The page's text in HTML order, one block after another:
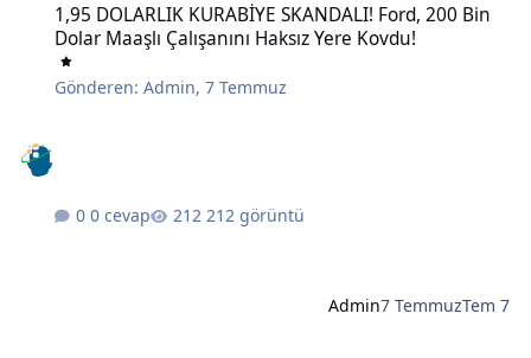
1,95 DOLARLIK KURABİYE SKANDALI! Ford, 200 Bin
Dolar Maaşlı Çalışanını Haksız Yere Kovdu!
Gönderen:Admin,7 Temmuz
0 cevap 212 görüntü
Admin7 TemmuzTem 7